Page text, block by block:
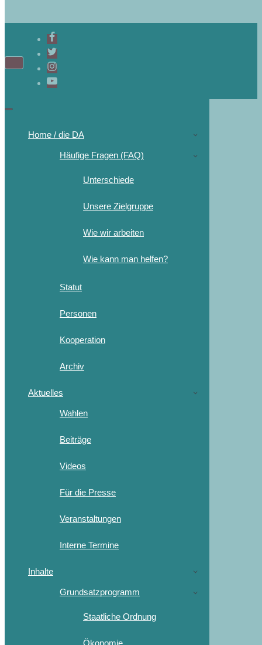
Home / die DA
Häufige Fragen (FAQ)
Unterschiede
Unsere Zielgruppe
Wie wir arbeiten
Wie kann man helfen?
Statut
Personen
Kooperation
Archiv
Aktuelles
Wahlen
Beiträge
Videos
Für die Presse
Veranstaltungen
Interne Termine
Inhalte
Grundsatzprogramm
Staatliche Ordnung
Ökonomie